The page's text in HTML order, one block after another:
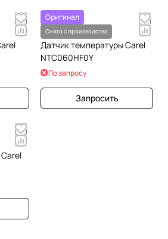
Оригинал
Снято с производства
По запросу
Датчик температуры Carel
NTC060HF0Y
По запросу
Запросить